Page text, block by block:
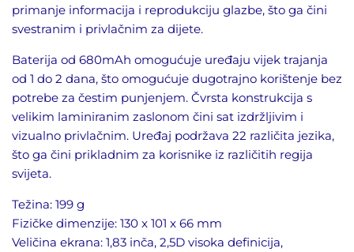
primanje informacija i reprodukciju glazbe, što ga čini
svestranim i privlačnim za dijete.
Baterija od 680mAh omogućuje uređaju vijek trajanja
od 1 do 2 dana, što omogućuje dugotrajno korištenje bez
potrebe za čestim punjenjem. Čvrsta konstrukcija s
velikim laminiranim zaslonom čini sat izdržljivim i
vizualno privlačnim. Uređaj podržava 22 različita jezika,
što ga čini prikladnim za korisnike iz različitih regija
svijeta.
Težina: 199 g
Fizičke dimenzije: 130 x 101 x 66 mm
Veličina ekrana: 1,83 inča, 2,5D visoka definicija,